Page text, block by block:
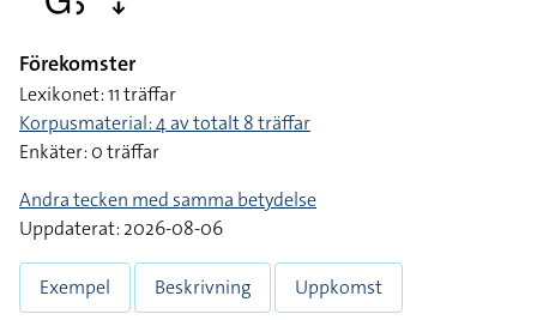
Förekomster
Lexikonet: 11 träffar
Korpusmaterial: 4 av totalt 8 träffar
Enkäter: 0 träffar
Andra tecken med samma betydelse
Uppdaterat: 2026-08-06
Exempel Beskrivning Uppkomst